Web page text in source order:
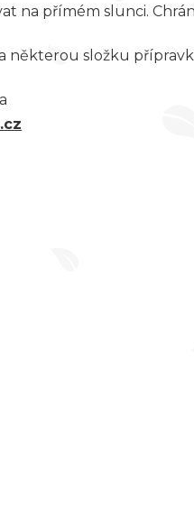
na přímém slunci.
některou složku